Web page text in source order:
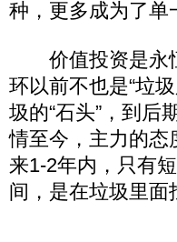
种，更多成为了单
价值投资是永恒
环以前不也是“垃
圾的“石头”，到后
情至今，主力的态
来1-2年内，只有
间，是在垃圾里